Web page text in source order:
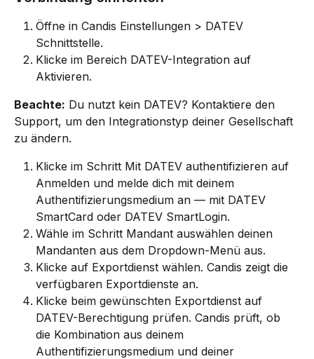
Öffne in Candis Einstellungen > DATEV
Schnittstelle.
Klicke im Bereich DATEV-Integration auf
Aktivieren.
Beachte: Du nutzt kein DATEV? Kontaktiere den
Support, um den Integrationstyp deiner Gesellschaft
zu ändern.
Klicke im Schritt Mit DATEV authentifizieren auf
Anmelden und melde dich mit deinem
Authentifizierungsmedium an — mit DATEV
SmartCard oder DATEV SmartLogin.
Wähle im Schritt Mandant auswählen deinen
Mandanten aus dem Dropdown-Menü aus.
Klicke auf Exportdienst wählen. Candis zeigt die
verfügbaren Exportdienste an.
Klicke beim gewünschten Exportdienst auf
DATEV-Berechtigung prüfen. Candis prüft, ob
die Kombination aus deinem
Authentifizierungsmedium und deiner